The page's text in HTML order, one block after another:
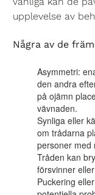
upplevelse av
Några av de
Asymmetri:
den andra
på ojämn
vävnaden.
Synliga eller
om trådarna
personer med
Tråden kan
försvinner
Puckering